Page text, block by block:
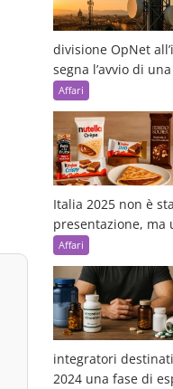
divisione OpNet
segna l’avvio di
Affari
Italia 2025 non è
presentazione, ma
Affari
integratori
2024 una fase di